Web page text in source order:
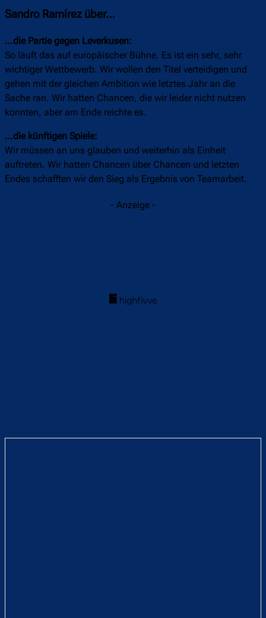
Sandro Ramírez über…
…die Partie gegen Leverkusen:
So läuft das auf europäischer Bühne. Es ist ein sehr, sehr
wichtiger Wettbewerb. Wir wollen den Titel verteidigen und
gehen mit der gleichen Ambition wie letztes Jahr an die
Sache ran. Wir hatten Chancen, die wir leider nicht nutzen
konnten, aber am Ende reichte es.
…die künftigen Spiele:
Wir müssen an uns glauben und weiterhin als Einheit
auftreten. Wir hatten Chancen über Chancen und letzten
Endes schafften wir den Sieg als Ergebnis von Teamarbeit.
- Anzeige -